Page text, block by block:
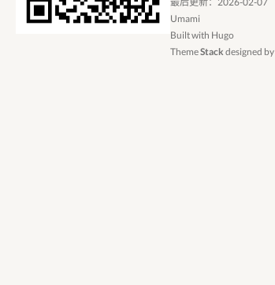
Umami
Built with Hugo
ThemeStack designed by